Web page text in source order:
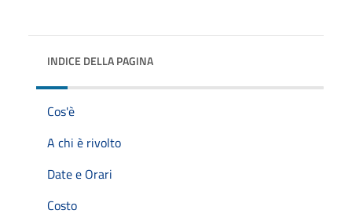
INDICE DELLA PAGINA
Cos'è
A chi è rivolto
Date e Orari
Costo